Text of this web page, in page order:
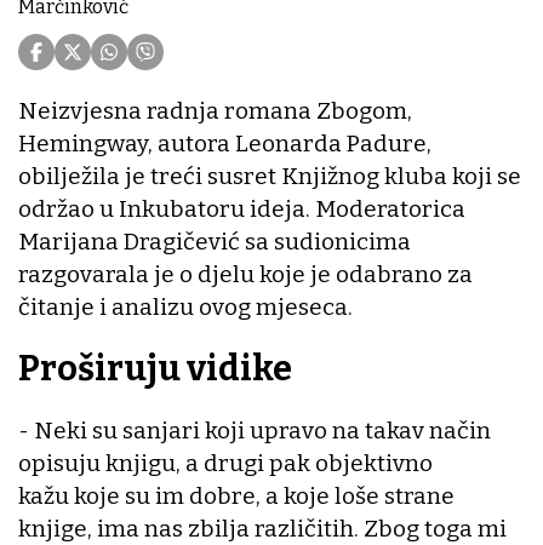
Marčinković
Neizvjesna radnja romana Zbogom,
Hemingway, autora Leonarda Padure,
obilježila je treći susret Knjižnog kluba koji se
održao u Inkubatoru ideja. Moderatorica
Marijana Dragičević sa sudionicima
razgovarala je o djelu koje je odabrano za
čitanje i analizu ovog mjeseca.
Proširuju vidike
- Neki su sanjari koji upravo na takav način
opisuju knjigu, a drugi pak objektivno
kažu koje su im dobre, a koje loše strane
knjige, ima nas zbilja različitih. Zbog toga mi